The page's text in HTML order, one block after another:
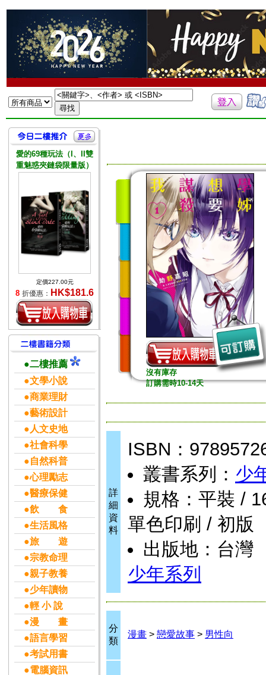
愛的69種玩法（I、II雙
重魅惑夾鏈袋限量版）
定價227.00元
8 折優惠： HK$181.6
●二樓推薦
●文學小說
●商業理財
●藝術設計
●人文史地
●社會科學
●自然科普
●心理勵志
●醫療保健
●飲 食
●生活風格
●旅 遊
●宗教命理
●親子教養
●少年讀物
●輕 小 說
●漫 畫
●語言學習
●考試用書
●電腦資訊
沒有庫存
訂購需時10-14天
詳
細
資
料
ISBN：
叢書系列： 少
規格：平裝 /
單色印刷 / 初版
出版地：台灣
少年系列
分
類
漫畫 > 戀愛故事 > 男性向